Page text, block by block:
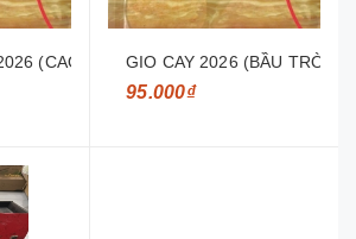
(CAO CẤP) GIO CAY 2026 (BẦU TRÒN,
95.000₫